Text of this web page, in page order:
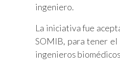
ingeniero.
La iniciativa fue
SOMIB, para tener el
ingenieros